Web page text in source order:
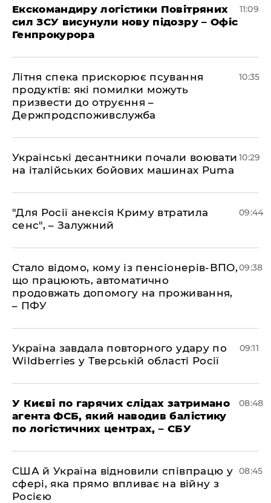
Екскомандиру логістики Повітряних
сил ЗСУ висунули нову підозру – Офіс
Генпрокурора
11:09
Літня спека прискорює псування
продуктів: які помилки можуть
призвести до отруєння –
Держпродспоживслужба
10:35
Українські десантники почали воювати
на італійських бойових машинах Puma
10:29
"Для Росії анексія Криму втратила
сенс", – Залужний
09:44
Стало відомо, кому із пенсіонерів-ВПО,
що працюють, автоматично
продовжать допомогу на проживання,
– ПФУ
09:38
Україна завдала повторного удару по
Wildberries у Тверській області Росії
09:11
У Києві по гарячих слідах затримано
агента ФСБ, який наводив балістику
по логістичних центрах, – СБУ
08:48
США й Україна відновили співпрацю у
сфері, яка прямо впливає на війну з
Росією
08:45